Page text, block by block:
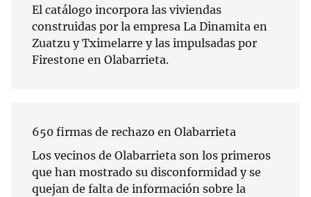
El catálogo incorpora las viviendas
construidas por la empresa La Dinamita en
Zuatzu y Tximelarre y las impulsadas por
Firestone en Olabarrieta.
650 firmas de rechazo en Olabarrieta
Los vecinos de Olabarrieta son los primeros
que han mostrado su disconformidad y se
quejan de falta de información sobre la